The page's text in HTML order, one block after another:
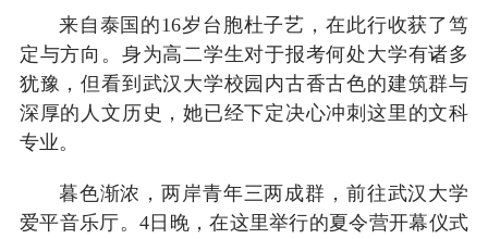
来自泰国的16岁台胞杜子艺，在此行收获了笃
定与方向。身为高二学生对于报考何处大学有诸多
犹豫，但看到武汉大学校园内古香古色的建筑群与
深厚的人文历史，她已经下定决心冲刺这里的文科
专业。
暮色渐浓，两岸青年三两成群，前往武汉大学
爱平音乐厅。4日晚，在这里举行的夏令营开幕仪式